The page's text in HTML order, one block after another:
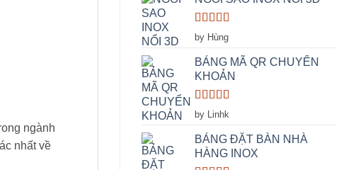
Rated5
of 5
by Hùng
BẢNG MÃ QR CHUYỂN
KHOẢN
Rated5
of 5
by Linhk
BẢNG ĐẶT BÀN NHÀ
HÀNG INOX
ngành
nhất về